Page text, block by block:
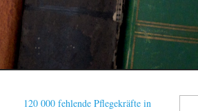
120 000 fehlende Pflegekräfte in